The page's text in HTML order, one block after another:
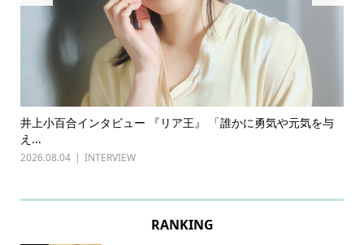
井上小百合インタビュー 『リア王』 「誰かに勇気や元気を与
え...
2026.08.04 INTERVIEW
RANKING